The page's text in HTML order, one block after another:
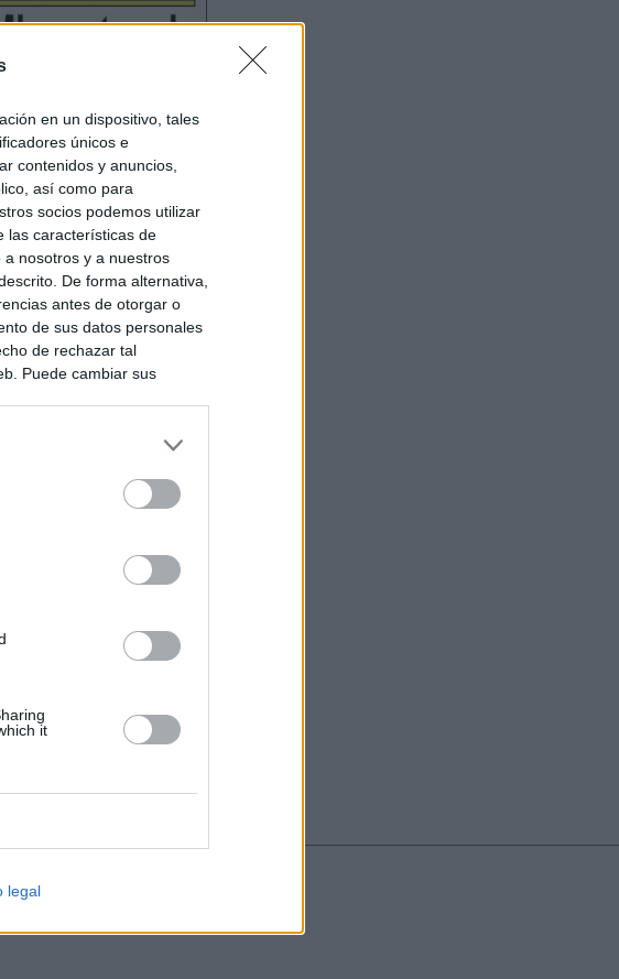
en un dispositivo, tales
únicos e
contenidos y anuncios,
así como para
socios podemos utilizar
las características de
nosotros y a nuestros
De forma alternativa,
antes de otorgar o
de sus datos personales
de rechazar tal
Puede cambiar sus
it
legal